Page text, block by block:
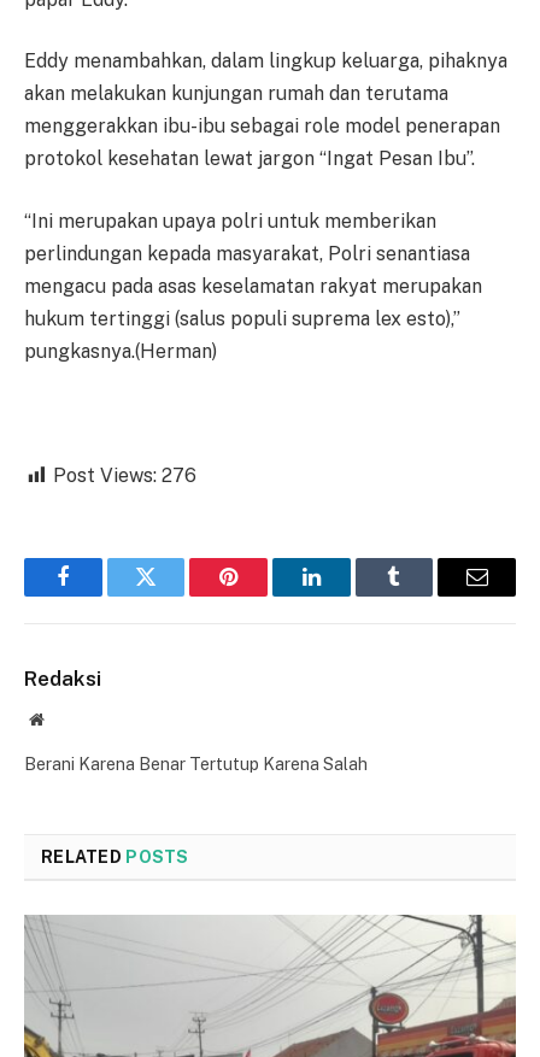
Eddy menambahkan, dalam lingkup keluarga, pihaknya
akan melakukan kunjungan rumah dan terutama
menggerakkan ibu-ibu sebagai role model penerapan
protokol kesehatan lewat jargon “Ingat Pesan Ibu”.
“Ini merupakan upaya polri untuk memberikan
perlindungan kepada masyarakat, Polri senantiasa
mengacu pada asas keselamatan rakyat merupakan
hukum tertinggi (salus populi suprema lex esto),”
pungkasnya.(Herman)
Post Views: 276
FacebookTwitter Pinterest LinkedInTumblr Email
Redaksi
Website
Berani Karena Benar Tertutup Karena Salah
RELATED POSTS